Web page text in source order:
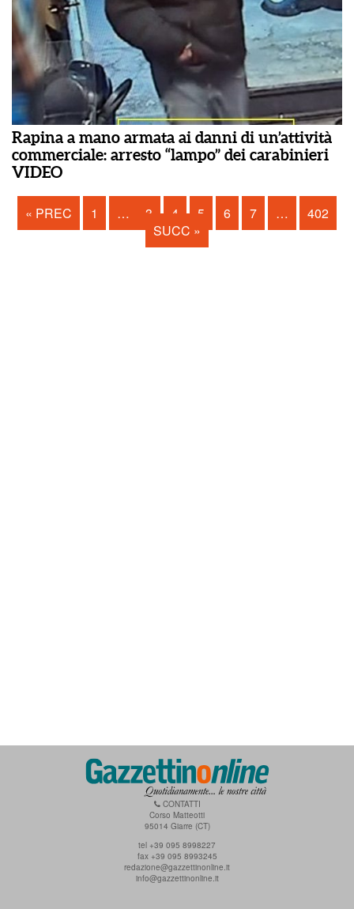
Rapina a mano armata ai danni di un’attività
commerciale: arresto “lampo” dei carabinieri
VIDEO
« PREC 1 … 3 4 5 6 7 …
402
SUCC »
CONTATTI
Corso Matteotti
95014 Giarre (CT)
tel +39 095 8998227
fax +39 095 8993245
redazione@gazzettinonline.it
info@gazzettinonline.it